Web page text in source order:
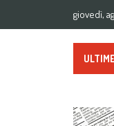
giovedì,